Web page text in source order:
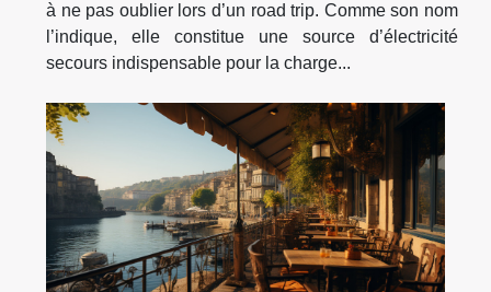
à ne pas oublier lors d’un road trip. Comme son nom
l’indique, elle constitue une source d’électricité
secours indispensable pour la charge...